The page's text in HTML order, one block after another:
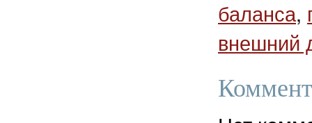
баланса,
внешний